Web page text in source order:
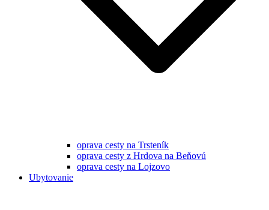
oprava cesty na Trsteník
oprava cesty z Hrdova na Beňovú
oprava cesty na Lojzovo
Ubytovanie